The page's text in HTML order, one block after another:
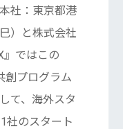
社：東京都港
）と株式会社
』ではこの
創プログラム
て、海外スタ
社のスタート